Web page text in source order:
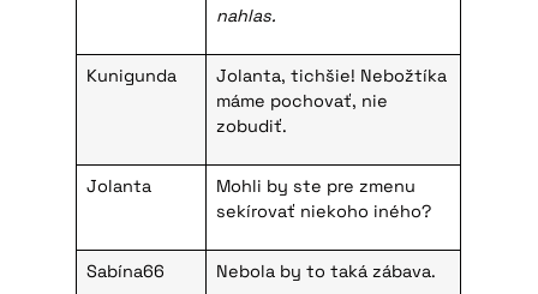
nahlas.
Kunigunda
Jolanta, tichšie! Nebožtíka
máme pochovať, nie
zobudiť.
Jolanta
Mohli by ste pre zmenu
sekírovať niekoho iného?
Sabína66 Nebola by to taká zábava.